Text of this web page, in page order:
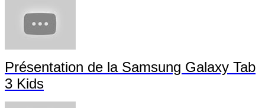
Présentation de la Samsung Galaxy Tab
3 Kids